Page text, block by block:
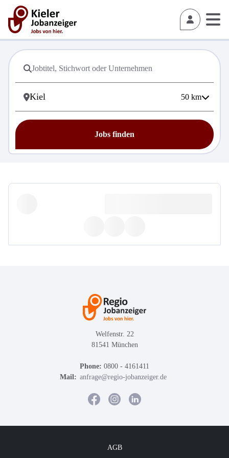
50 km
Jobs finden
Welfenstr. 22
81541 München
Phone: 0800 - 4161411
Mail: anfrage@regio-jobanzeiger.de
AGB